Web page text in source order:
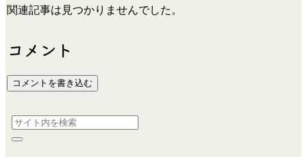
関連記事は見つかりませんでした。
コメント
コメントを書き込む